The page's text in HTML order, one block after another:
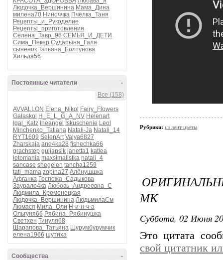
Людочка_Вершинина Мама_Дина
милена70 Ниноччка Пчёлка_Таня
Рецепты_и_Рукоделие
Рецепты_приготовления
Селена_Тавр_96 СЕМЬЯ_И_ДЕТИ
Сима_Пекер Сударыня_Галя
сыненок Татьяна_Болтунова
Хильда56
-
Постоянные читатели
Все (158)
AVVALLON Elena_Nikol
Fairy_Flowers
Galaskol
H_E_L_G_A_NV Helenart
Igal_Katz Ineangel Iskuschenie Leol
Minchenko_Tatiana Natali-Ja Natali_14
RYT1609 SelenArt Valya6827
Zharskaja ane4ka28 fishechka66
grachstep guljapsik janetta1 katlea
letomania maxsimalistka natali_4
sancase shegelen tancha1259
tati_mama zopina27 Алёнушшка
Афганка Госпожа_Садыкова
Заурало4ка Любовь_Андреевна_С
Людмила_Кременецкая
Людочка_Вершинина ЛюдьмилаСм
Люмася Мила_Оли Н-и-н-ч-а
Ольгуня66 Рябина_Рябинушка
Светхен Тинуля68
Шарапова_Татьяна Шурумбурумчик
елена1966 шутиха
-
Сообщества
Рубрики: из лент цветы
МК
Суббота, 02 Июня
Это цитата
свой цитатник